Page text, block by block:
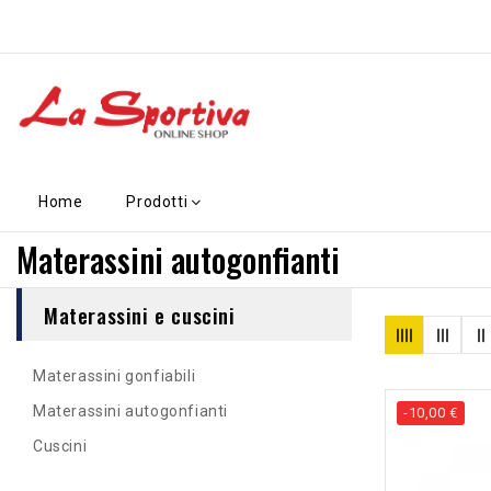
Home Prodotti
Materassini autogonfianti
Materassini e cuscini
Materassini gonfiabili
Materassini autogonfianti
Cuscini
-10,00 €